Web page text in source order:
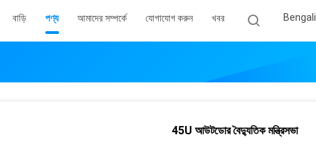
বাড়ি পণ্য আমাদের সম্পর্কে যোগাযোগ করুন খবর Bengali
45U আউটডোর বৈদ্যুতিক মন্ত্রিসভা